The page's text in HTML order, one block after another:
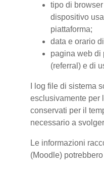
tipo di
dispositivo
piattaforma;
data e orario
pagina web di
(referral) e di
I log file di sistema
esclusivamente per
conservati per il
necessario a
Le informazioni
(Moodle)